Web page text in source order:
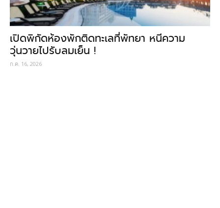
เปิดพิกัดห้องพักติดทะเลที่พัทยา หนีความ
วุ่นวายไปรับลมเย็น !
ก.ค. 16, 2026